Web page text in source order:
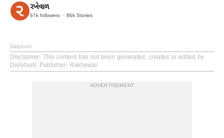
રખેવાળ
61k followers 86k Stories
Dailyhunt
Disclaimer: This content has not been generated, created or edited by
Dailyhunt. Publisher: Rakhewal
ADVERTISEMENT